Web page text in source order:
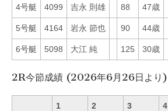
4号艇 4099 吉永 則雄 88 47歳
5号艇 4164 岩永 節也 90 44歳
6号艇 5098 大江 純 125 30歳
2R今節成績 (2026年6月26日より)
1 2 3 4